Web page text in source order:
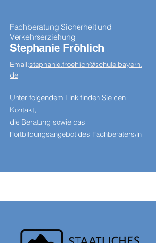
Fachberatung Sicherheit und
Verkehrserziehung
Stephanie Fröhlich
Email:stephanie.froehlich@schule.bayern.
de
Unter folgendem Link finden Sie den
Kontakt,
die Beratung sowie das
Fortbildungsangebot des Fachberaters/in